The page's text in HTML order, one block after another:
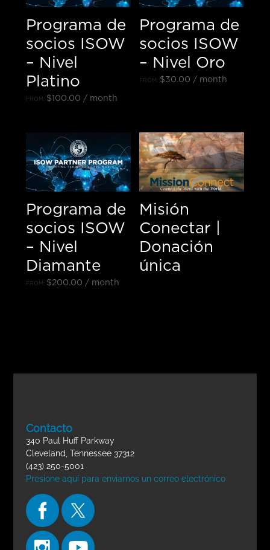
Programa de
socios ISOW
– Nivel
Platino
FROM: $100.00 / month
Programa de
socios ISOW
– Nivel Oro
FROM: $30.00 / month
Programa de
socios ISOW
– Nivel
Diamante
FROM: $200.00 / month
Misión
Conectar |
Donación
única
Contacto
340 Paul Huff Parkway
Cleveland, Tennessee 37312
(423) 250-5001
Presione aquí para enviarnos un correo electrónico